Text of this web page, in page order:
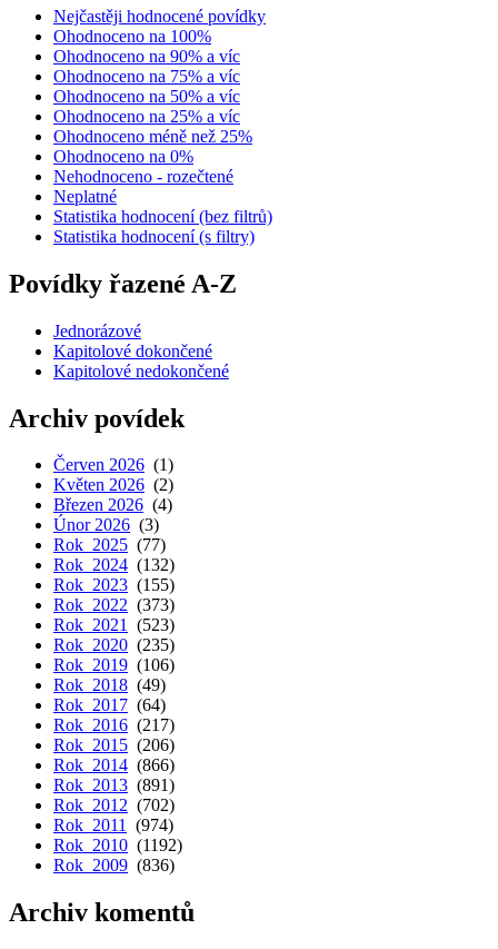
Nejčastěji hodnocené povídky
Ohodnoceno na 100%
Ohodnoceno na 90% a víc
Ohodnoceno na 75% a víc
Ohodnoceno na 50% a víc
Ohodnoceno na 25% a víc
Ohodnoceno méně než 25%
Ohodnoceno na 0%
Nehodnoceno - rozečtené
Neplatné
Statistika hodnocení (bez filtrů)
Statistika hodnocení (s filtry)
Povídky řazené A-Z
Jednorázové
Kapitolové dokončené
Kapitolové nedokončené
Archiv povídek
Červen 2026 (1)
Květen 2026 (2)
Březen 2026 (4)
Únor 2026 (3)
Rok 2025 (77)
Rok 2024 (132)
Rok 2023 (155)
Rok 2022 (373)
Rok 2021 (523)
Rok 2020 (235)
Rok 2019 (106)
Rok 2018 (49)
Rok 2017 (64)
Rok 2016 (217)
Rok 2015 (206)
Rok 2014 (866)
Rok 2013 (891)
Rok 2012 (702)
Rok 2011 (974)
Rok 2010 (1192)
Rok 2009 (836)
Archiv komentů